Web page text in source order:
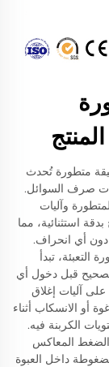
متطورة تُحدث
صرف السوائل.
وآليات
استثنائية، مما
أي انحراف.
التعبئة، تبدأ
قبل دخول أي
آليات إغلاق
أو الانسكاب أثناء
الكربنة فيه.
الضغط المعاكس
داخل العبوة